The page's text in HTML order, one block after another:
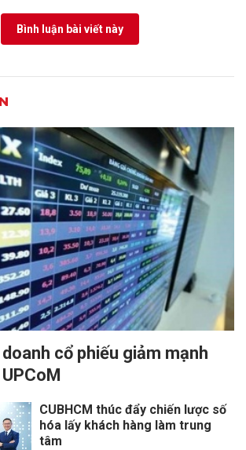
Bình luận bài viết này
cổ phiếu giảm mạnh
CUBHCM thúc đẩy chiến lược số
hóa lấy khách hàng làm trung
tâm